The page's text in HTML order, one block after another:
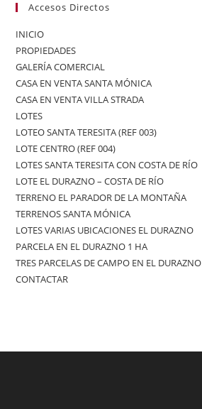
Accesos Directos
INICIO
PROPIEDADES
GALERÍA COMERCIAL
CASA EN VENTA SANTA MÓNICA
CASA EN VENTA VILLA STRADA
LOTES
LOTEO SANTA TERESITA (REF 003)
LOTE CENTRO (REF 004)
LOTES SANTA TERESITA CON COSTA DE RÍO
LOTE EL DURAZNO – COSTA DE RÍO
TERRENO EL PARADOR DE LA MONTAÑA
TERRENOS SANTA MÓNICA
LOTES VARIAS UBICACIONES EL DURAZNO
PARCELA EN EL DURAZNO 1 HA
TRES PARCELAS DE CAMPO EN EL DURAZNO
CONTACTAR